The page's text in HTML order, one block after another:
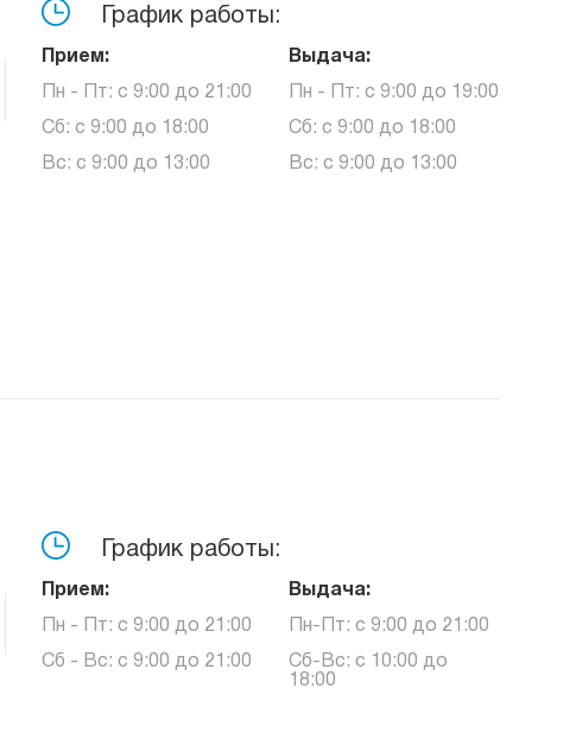
График работы:
Прием:
Пн - Пт: с 9:00 до 21:00
Сб: с 9:00 до 18:00
Вс: с 9:00 до 13:00
Выдача:
Пн - Пт: с 9:00 до 19:00
Сб: с 9:00 до 18:00
Вс: с 9:00 до 13:00
График работы:
Прием:
Пн - Пт: с 9:00 до 21:00
Сб - Вс: с 9:00 до 21:00
Выдача:
Пн-Пт: с 9:00 до 21:00
Сб-Вс: с 10:00 до
18:00